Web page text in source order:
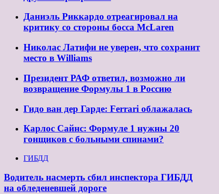
Даниэль Риккардо отреагировал на
критику со стороны босса McLaren
Николас Латифи не уверен, что сохранит
место в Williams
Президент РАФ ответил, возможно ли
возвращение Формулы 1 в Россию
Гидо ван дер Гарде: Ferrari облажалась
Карлос Сайнс: Формуле 1 нужны 20
гонщиков с больными спинами?
ГИБДД
Водитель насмерть сбил инспектора ГИБДД
на обледеневшей дороге